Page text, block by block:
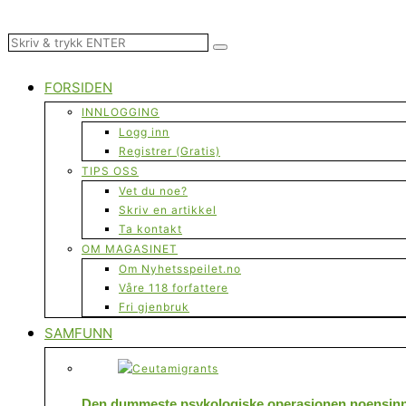
FORSIDEN
INNLOGGING
Logg inn
Registrer (Gratis)
TIPS OSS
Vet du noe?
Skriv en artikkel
Ta kontakt
OM MAGASINET
Om Nyhetsspeilet.no
Våre 118 forfattere
Fri gjenbruk
SAMFUNN